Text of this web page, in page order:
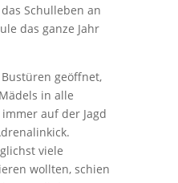
Schulleben an
das ganze Jahr
geöffnet,
in alle
auf der Jagd
viele
wollten, schien